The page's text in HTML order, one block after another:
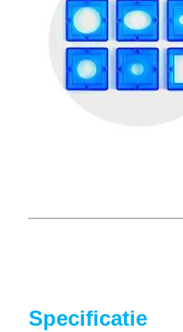
Specificatie